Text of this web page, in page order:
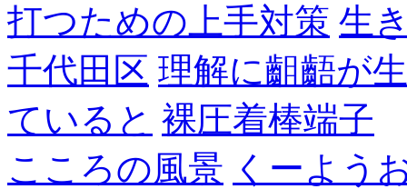
打つための上手対策 生
千代田区 理解に齟齬が
ていると 裸圧着棒端子
こころの風景 くーよう